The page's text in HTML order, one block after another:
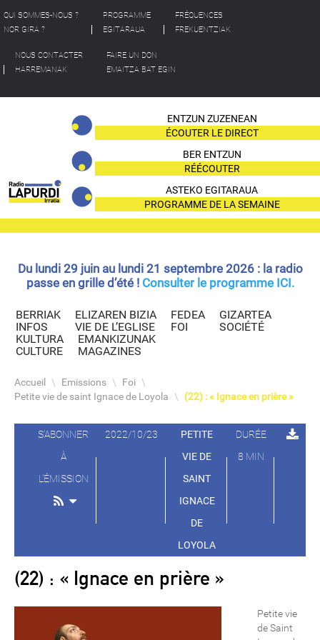
QUI SOMMES-NOUS ?
NOR GIRA ?
PROGRAMME
EGITARAUA
FRÉQUENCES
FREKUENTZIAK
NOUS CONTACTER
HARREMANAK
FAIRE UN DON
EMAITZA BAT EGIN
ENTZUN ZUZENEAN
ÉCOUTER LE DIRECT
BER ENTZUN
RÉÉCOUTER
ASTEKO EGITARAUA
PROGRAMME DE LA SEMAINE
Du lundi 29 juin au lundi 21 septembre 2026 : la radio
passe en grille d’été ! Consulter le programme ICI.
BERRIAK
INFOS
ELIZAREN BIZIA
VIE DE L’EGLISE
FEDEA
FOI
GIZARTEA
SOCIÉTÉ
KULTURA
CULTURE
EMANKIZUNAK
MAGAZINES
Accueil \ Emissions \ Foi \
Petite vie de saint Ignace de Loyola \ (22) : « Ignace en prière »
S'ABONNER
À
L'ÉMISSION
2022/10/23
PETITE
VIE DE
SAINT
IGNACE
DE
LOYOLA
DURÉE
8 MIN
(22) : « Ignace en prière »
Petite vie
de Saint